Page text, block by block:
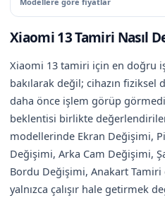
Xiaomi 13 Tamiri Nasıl
Xiaomi 13 tamiri için en doğru
bakılarak değil; cihazın
daha önce işlem görüp
beklentisi birlikte
modellerinde Ekran Değişimi,
Değişimi, Arka Cam Değişimi,
Bordu Değişimi, Anakart
yalnızca çalışır hale getirmek